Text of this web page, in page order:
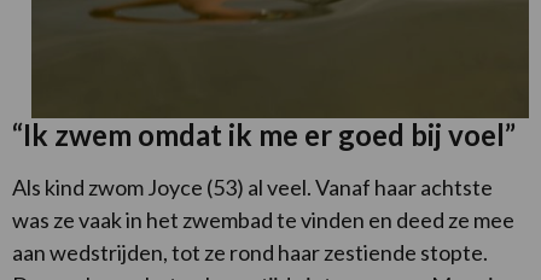
“Ik zwem omdat ik me er goed bij voel”
Als kind zwom Joyce (53) al veel. Vanaf haar achtste
was ze vaak in het zwembad te vinden en deed ze mee
aan wedstrijden, tot ze rond haar zestiende stopte.